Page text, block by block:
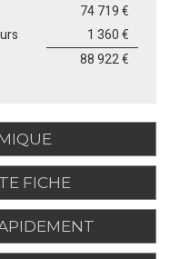
74 719 €
1 360 €
88 922 €
FICHE